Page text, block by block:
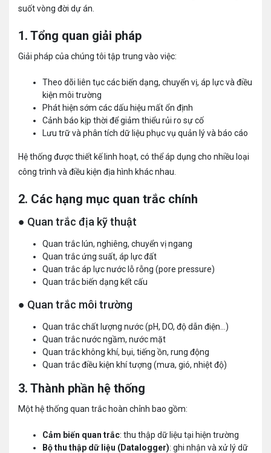
suốt vòng đời dự án.
1. Tổng quan giải pháp
Giải pháp của chúng tôi tập trung vào việc:
Theo dõi liên tục các biến dạng, chuyển vị, áp lực và điều
kiện môi trường
Phát hiện sớm các dấu hiệu mất ổn định
Cảnh báo kịp thời để giảm thiểu rủi ro sự cố
Lưu trữ và phân tích dữ liệu phục vụ quản lý và báo cáo
Hệ thống được thiết kế linh hoạt, có thể áp dụng cho nhiều loại
công trình và điều kiện địa hình khác nhau.
2. Các hạng mục quan trắc chính
● Quan trắc địa kỹ thuật
Quan trắc lún, nghiêng, chuyển vị ngang
Quan trắc ứng suất, áp lực đất
Quan trắc áp lực nước lỗ rỗng (pore pressure)
Quan trắc biến dạng kết cấu
● Quan trắc môi trường
Quan trắc chất lượng nước (pH, DO, độ dẫn điện…)
Quan trắc nước ngầm, nước mặt
Quan trắc không khí, bụi, tiếng ồn, rung động
Quan trắc điều kiện khí tượng (mưa, gió, nhiệt độ)
3. Thành phần hệ thống
Một hệ thống quan trắc hoàn chỉnh bao gồm:
Cảm biến quan trắc: thu thập dữ liệu tại hiện trường
Bộ thu thập dữ liệu (Datalogger): ghi nhận và xử lý dữ